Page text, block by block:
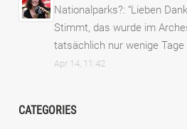
Nationalparks?: “Lieben
Stimmt, das wurde im
tatsächlich nur wenige
Apr 14, 11:42
CATEGORIES